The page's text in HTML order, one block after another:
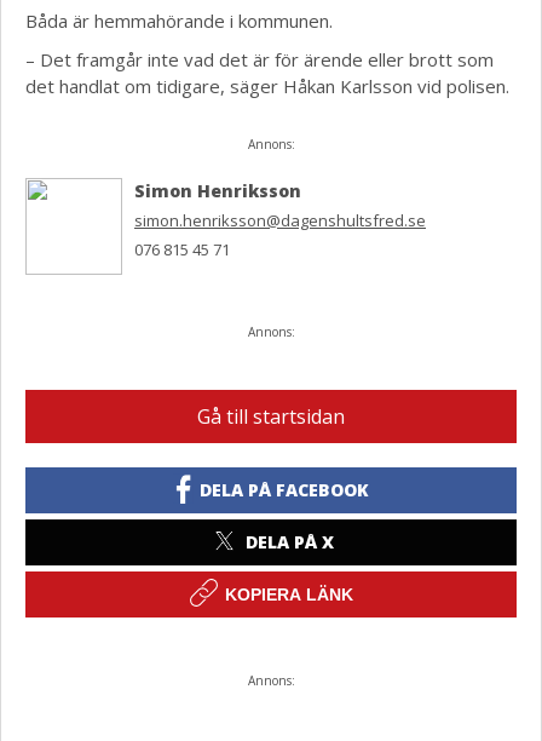
Båda är hemmahörande i kommunen.
– Det framgår inte vad det är för ärende eller brott som
det handlat om tidigare, säger Håkan Karlsson vid polisen.
Annons:
Simon Henriksson
simon.henriksson@dagenshultsfred.se
076 815 45 71
Annons:
Gå till startsidan
DELA PÅ FACEBOOK
DELA PÅ X
KOPIERA LÄNK
Annons: